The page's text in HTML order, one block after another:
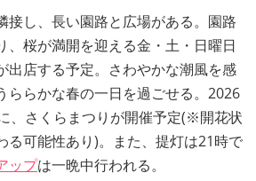
接し、長い園路と広場がある。園路
、桜が満開を迎える金・土・日曜日
出店する予定。さわやかな潮風を感
ららかな春の一日を過ごせる。2026
、さくらまつりが開催予定(※開花状
る可能性あり)。また、提灯は21時で
ップは一晩中行われる。